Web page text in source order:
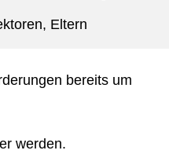
Eltern
bereits um
werden.